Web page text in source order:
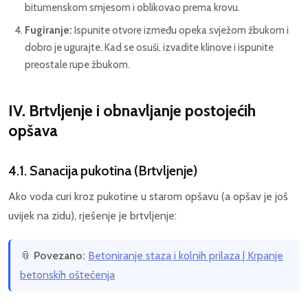
bitumenskom smjesom i oblikovao prema krovu.
Fugiranje: Ispunite otvore između opeka svježom žbukom i
dobro je ugurajte. Kad se osuši, izvadite klinove i ispunite
preostale rupe žbukom.
IV. Brtvljenje i obnavljanje postojećih
opšava
4.1. Sanacija pukotina (Brtvljenje)
Ako voda curi kroz pukotine u starom opšavu (a opšav je još
uvijek na zidu), rješenje je brtvljenje:
📎 Povezano: Betoniranje staza i kolnih prilaza | Krpanje
betonskih oštećenja